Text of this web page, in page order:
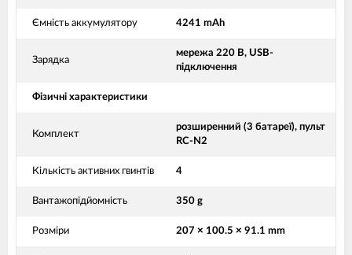
Ємність аккумулятору 4241 mAh
Зарядка
мережа 220 В, USB-
підключення
Фізичні характеристики
Комплект
розширенний (3 батареї), пульт
RC-N2
Кількість активних гвинтів 4
Вантажопідйомність 350 g
Розміри 207 × 100.5 × 91.1 mm